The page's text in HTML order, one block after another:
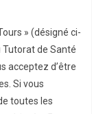
» (désigné ci-
Tutorat de Santé
acceptez d’être
Si vous
toutes les